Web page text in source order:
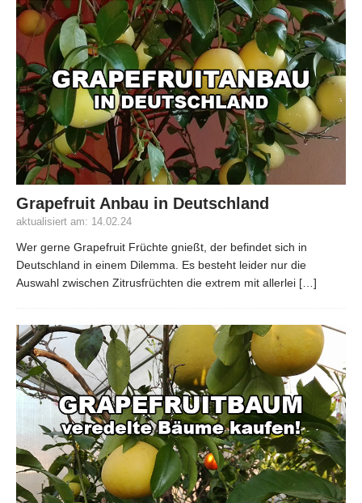
Grapefruit Anbau in Deutschland
aktualisiert am: 14.02.24
Wer gerne Grapefruit Früchte gnießt, der befindet sich in
Deutschland in einem Dilemma. Es besteht leider nur die
Auswahl zwischen Zitrusfrüchten die extrem mit allerlei […]